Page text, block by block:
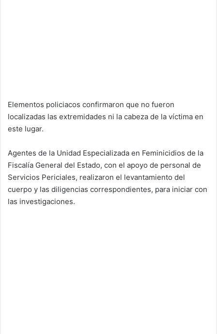
Elementos policiacos confirmaron que no fueron
localizadas las extremidades ni la cabeza de la víctima en
este lugar.
Agentes de la Unidad Especializada en Feminicidios de la
Fiscalía General del Estado, con el apoyo de personal de
Servicios Periciales, realizaron el levantamiento del
cuerpo y las diligencias correspondientes, para iniciar con
las investigaciones.